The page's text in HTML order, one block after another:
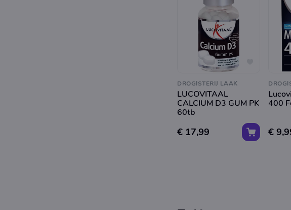
DROGISTERIJ LAAK
LUCOVITAAL
CALCIUM D3 GUM PK
60tb
€ 17,99
400
€